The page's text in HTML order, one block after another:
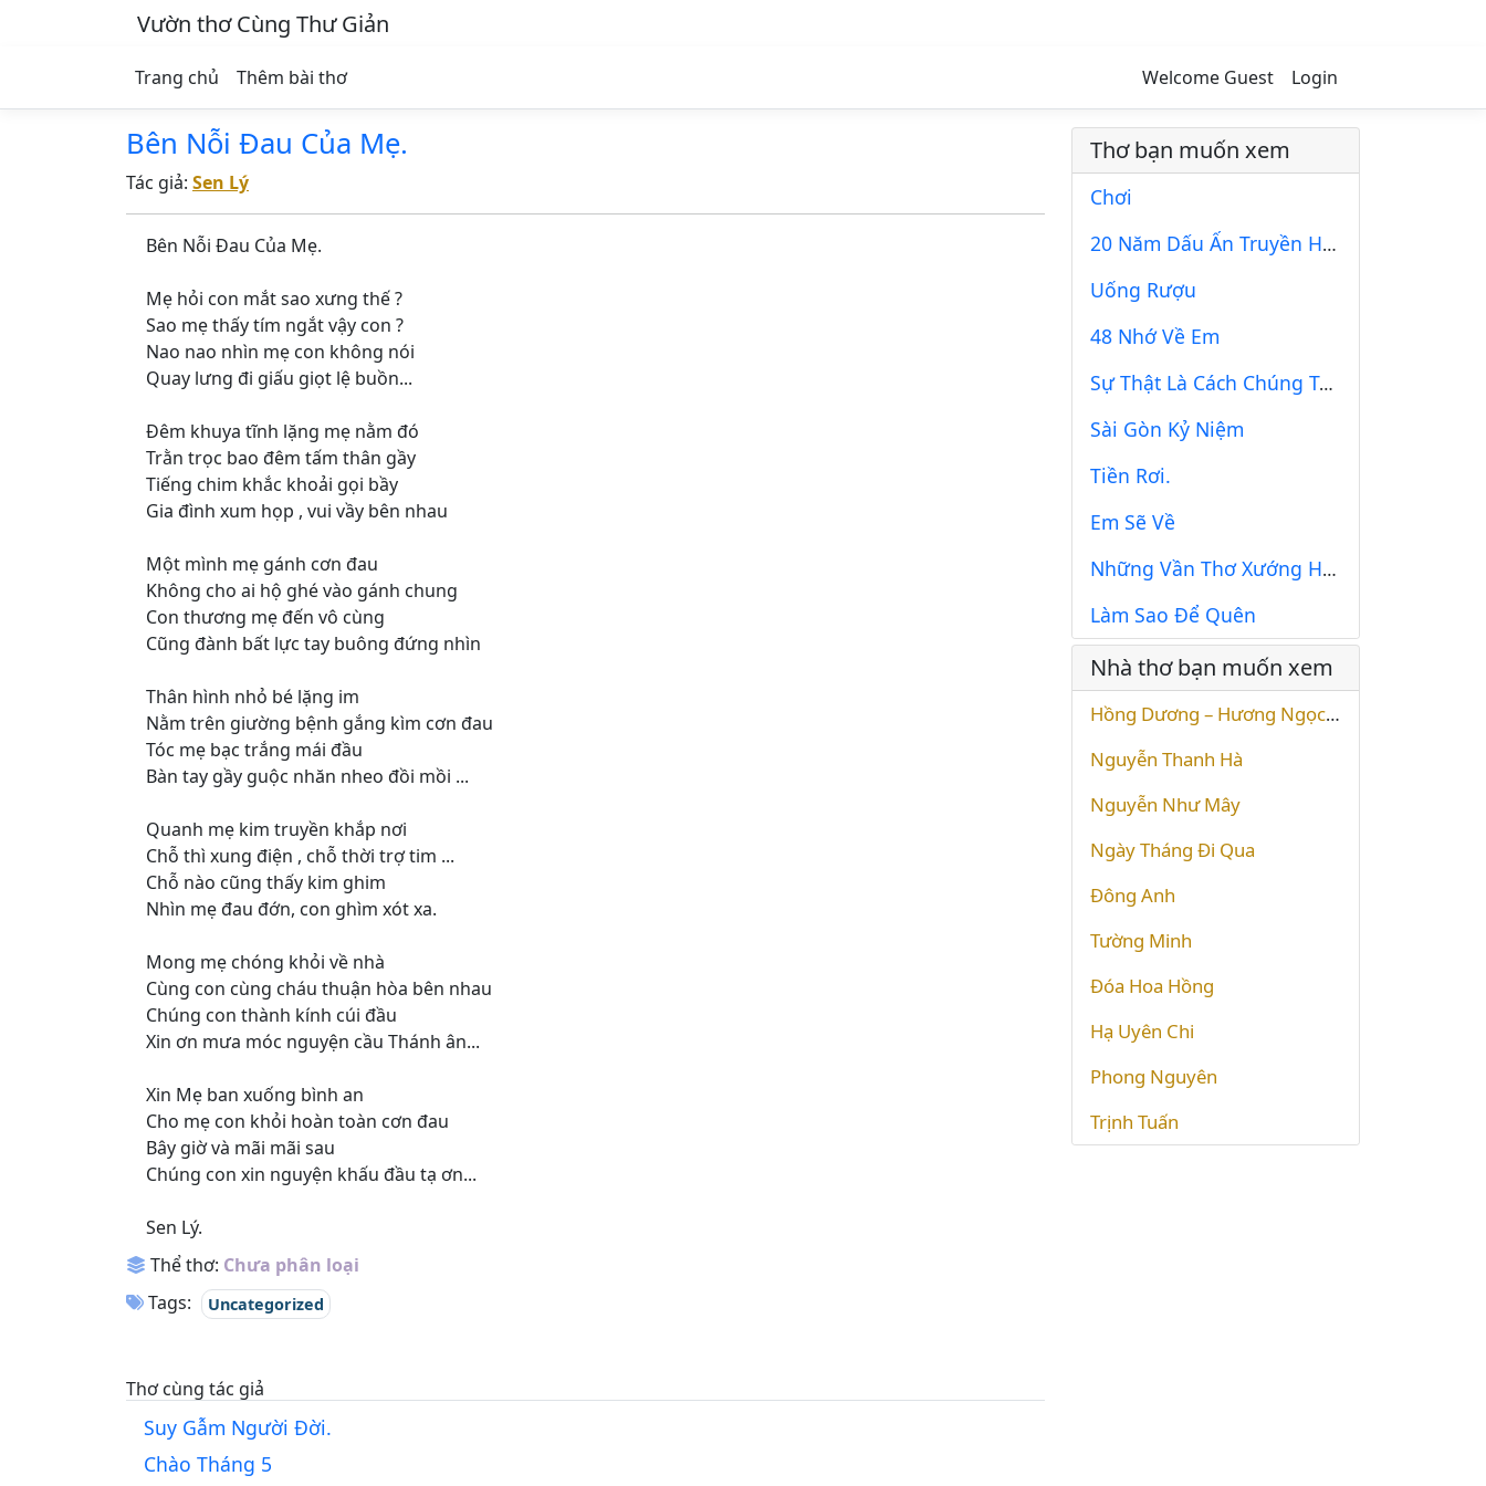
Vườn thơ Cùng Thư Giản
Trang chủ Thêm bài thơ Welcome Guest Login
Bên Nỗi Đau Của Mẹ.
Tác giả: Sen Lý
Bên Nỗi Đau Của Mẹ.
Mẹ hỏi con mắt sao xưng thế ?
Sao mẹ thấy tím ngắt vậy con ?
Nao nao nhìn mẹ con không nói
Quay lưng đi giấu giọt lệ buồn...
Đêm khuya tĩnh lặng mẹ nằm đó
Trằn trọc bao đêm tấm thân gầy
Tiếng chim khắc khoải gọi bầy
Gia đình xum họp , vui vầy bên nhau
Một mình mẹ gánh cơn đau
Không cho ai hộ ghé vào gánh chung
Con thương mẹ đến vô cùng
Cũng đành bất lực tay buông đứng nhìn
Thân hình nhỏ bé lặng im
Nằm trên giường bệnh gắng kìm cơn đau
Tóc mẹ bạc trắng mái đầu
Bàn tay gầy guộc nhăn nheo đồi mồi ...
Quanh mẹ kim truyền khắp nơi
Chỗ thì xung điện , chỗ thời trợ tim ...
Chỗ nào cũng thấy kim ghim
Nhìn mẹ đau đớn, con ghìm xót xa.
Mong mẹ chóng khỏi về nhà
Cùng con cùng cháu thuận hòa bên nhau
Chúng con thành kính cúi đầu
Xin ơn mưa móc nguyện cầu Thánh ân...
Xin Mẹ ban xuống bình an
Cho mẹ con khỏi hoàn toàn cơn đau
Bây giờ và mãi mãi sau
Chúng con xin nguyện khấu đầu tạ ơn...
Sen Lý.
Thể thơ: Chưa phân loại
Tags:
Uncategorized
Thơ cùng tác giả
Suy Gẫm Người Đời.
Chào Tháng 5
Thơ bạn muốn xem
Chơi
20 Năm Dấu Ấn Truyền Hình
Uống Rượu
48 Nhớ Về Em
Sự Thật Là Cách Chúng Ta Nhìn Nhận Lại Quá Khứ
Sài Gòn Kỷ Niệm
Tiền Rơi.
Em Sẽ Về
Những Vần Thơ Xướng Họa 31
Làm Sao Để Quên
Nhà thơ bạn muốn xem
Hồng Dương – Hương Ngọc Lan
Nguyễn Thanh Hà
Nguyễn Như Mây
Ngày Tháng Đi Qua
Ðông Anh
Tường Minh
Đóa Hoa Hồng
Hạ Uyên Chi
Phong Nguyên
Trịnh Tuấn